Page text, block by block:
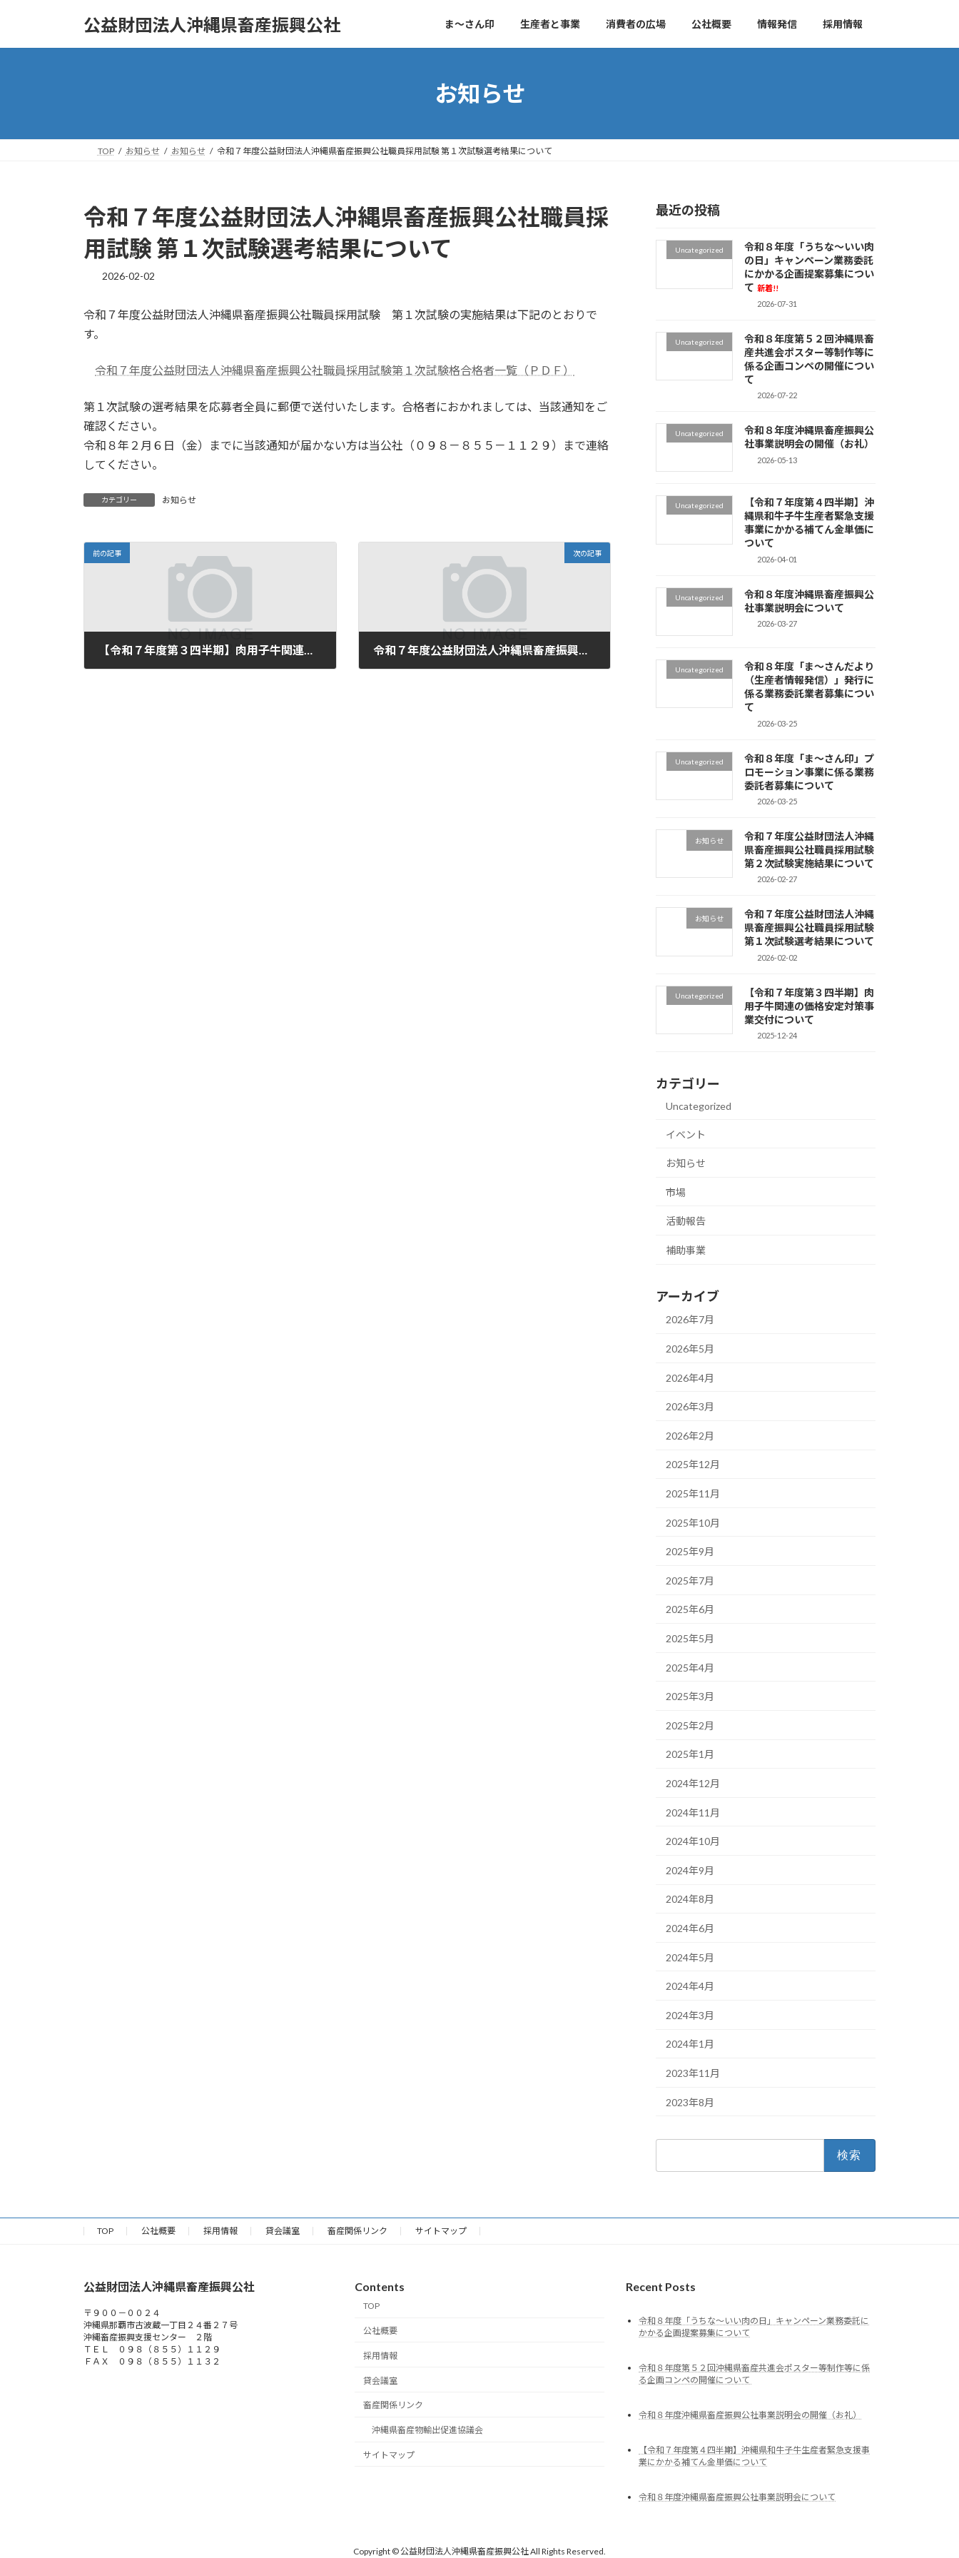
公益財団法人沖縄県畜産振興公社 ま～さん印 生産者と事業 消費者の広場 公社概要 情報発信 採用情報
お知らせ
TOP お知らせ お知らせ 令和７年度公益財団法人沖縄県畜産振興公社職員採用試験 第１次試験選考結果について
令和７年度公益財団法人沖縄県畜産振興公社職員採
用試験 第１次試験選考結果について
2026-02-02
令和７年度公益財団法人沖縄県畜産振興公社職員採用試験 第１次試験の実施結果は下記のとおりで
す。
令和７年度公益財団法人沖縄県畜産振興公社職員採用試験第１次試験格合格者一覧（ＰＤＦ）
第１次試験の選考結果を応募者全員に郵便で送付いたします。合格者におかれましては、当該通知をご
確認ください。
令和８年２月６日（金）までに当該通知が届かない方は当公社（０９８－８５５－１１２９）まで連絡
してください。
カテゴリー お知らせ
前の記事 次の記事
最近の投稿
Uncategorized
令和８年度「うちな～いい肉
の日」キャンペーン業務委託
にかかる企画提案募集につい
て 新着!!
2026-07-31
Uncategorized
令和８年度第５２回沖縄県畜
産共進会ポスター等制作等に
係る企画コンペの開催につい
て
2026-07-22
Uncategorized
令和８年度沖縄県畜産振興公
社事業説明会の開催（お礼）
2026-05-13
Uncategorized
【令和７年度第４四半期】沖
縄県和牛子牛生産者緊急支援
事業にかかる補てん金単価に
ついて
2026-04-01
Uncategorized
令和８年度沖縄県畜産振興公
社事業説明会について
2026-03-27
Uncategorized
令和８年度「ま～さんだより
（生産者情報発信）」発行に
係る業務委託業者募集につい
て
2026-03-25
Uncategorized
令和８年度「ま～さん印」プ
ロモーション事業に係る業務
委託者募集について
2026-03-25
お知らせ
令和７年度公益財団法人沖縄
県畜産振興公社職員採用試験
第２次試験実施結果について
2026-02-27
お知らせ
令和７年度公益財団法人沖縄
県畜産振興公社職員採用試験
第１次試験選考結果について
2026-02-02
Uncategorized
【令和７年度第３四半期】肉
用子牛関連の価格安定対策事
業交付について
2025-12-24
カテゴリー
Uncategorized
イベント
お知らせ
市場
活動報告
補助事業
アーカイブ
2026年7月
2026年5月
2026年4月
2026年3月
2026年2月
2025年12月
2025年11月
2025年10月
2025年9月
2025年7月
2025年6月
2025年5月
2025年4月
2025年3月
2025年2月
2025年1月
2024年12月
2024年11月
2024年10月
2024年9月
2024年8月
2024年6月
2024年5月
2024年4月
2024年3月
2024年1月
2023年11月
2023年8月
TOP 公社概要 採用情報 貸会議室 畜産関係リンク サイトマップ
公益財団法人沖縄県畜産振興公社
〒９００－００２４
沖縄県那覇市古波蔵一丁目２４番２７号
沖縄畜産振興支援センター ２階
ＴＥＬ ０９８（８５５）１１２９
ＦＡＸ ０９８（８５５）１１３２
Contents
TOP
公社概要
採用情報
貸会議室
畜産関係リンク
沖縄県畜産物輸出促進協議会
サイトマップ
Recent Posts
令和８年度「うちな～いい肉の日」キャンペーン業務委託に
かかる企画提案募集について
令和８年度第５２回沖縄県畜産共進会ポスター等制作等に係
る企画コンペの開催について
令和８年度沖縄県畜産振興公社事業説明会の開催（お礼）
【令和７年度第４四半期】沖縄県和牛子牛生産者緊急支援事
業にかかる補てん金単価について
令和８年度沖縄県畜産振興公社事業説明会について
Copyright © 公益財団法人沖縄県畜産振興公社 All Rights Reserved.